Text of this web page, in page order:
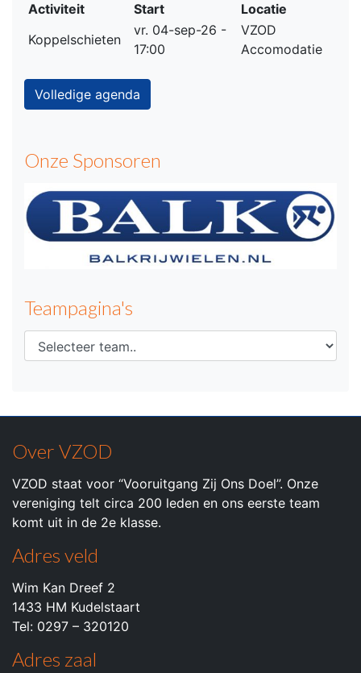
Activiteit Start
Locatie
Koppelschieten
vr. 04-sep-26 -
17:00
VZOD
Accomodatie
Volledige agenda
Onze Sponsoren
Teampagina's
Over VZOD
VZOD staat voor “Vooruitgang Zij Ons Doel”. Onze
vereniging telt circa 200 leden en ons eerste team
komt uit in de 2e klasse.
Adres veld
Wim Kan Dreef 2
1433 HM Kudelstaart
Tel: 0297 – 320120
Adres zaal